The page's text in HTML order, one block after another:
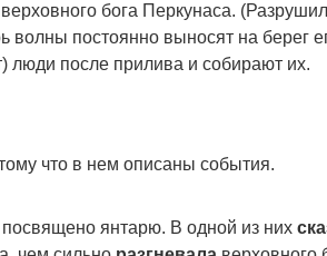
бога Перкунаса.
постоянно выносят на берег
люди после прилива и собирают их.
что в нем описаны события.
посвящено янтарю. В одной из них